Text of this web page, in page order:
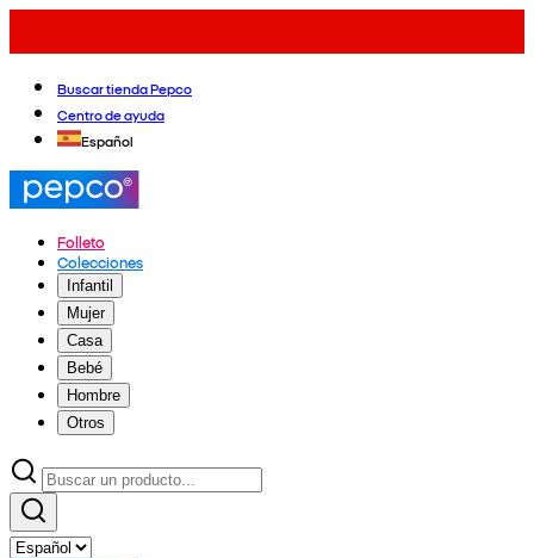
Buscar tienda Pepco
Centro de ayuda
Español
Folleto
Colecciones
Infantil
Mujer
Casa
Bebé
Hombre
Otros